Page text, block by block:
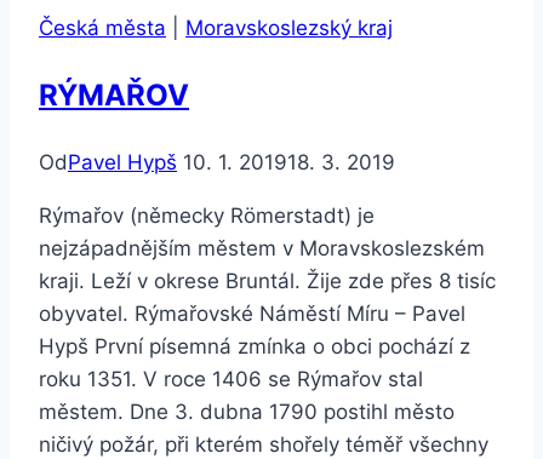
Česká města Moravskoslezský kraj
RÝMAŘOV
OdPavel Hypš 10. 1. 201918. 3. 2019
Rýmařov (německy Römerstadt) je
nejzápadnějším městem v Moravskoslezském
kraji. Leží v okrese Bruntál. Žije zde přes 8 tisíc
obyvatel. Rýmařovské Náměstí Míru – Pavel
Hypš První písemná zmínka o obci pochází z
roku 1351. V roce 1406 se Rýmařov stal
městem. Dne 3. dubna 1790 postihl město
ničivý požár, při kterém shořely téměř všechny